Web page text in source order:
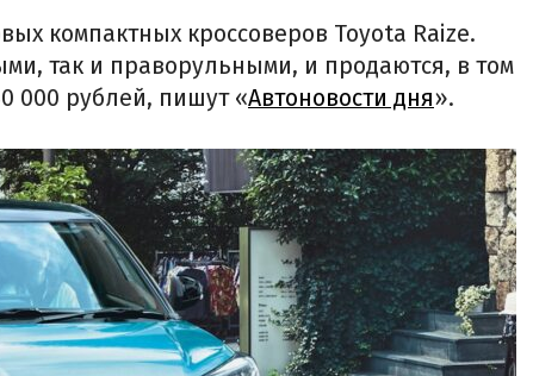
компактных кроссоверов Toyota Raize.
так и праворульными, и продаются, в том
000 рублей, пишут «Автоновости дня».